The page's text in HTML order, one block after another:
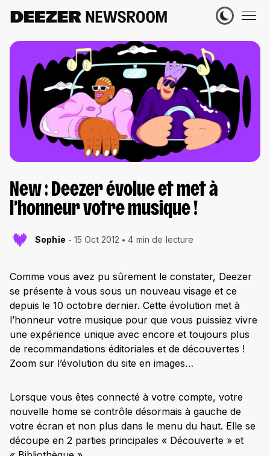
New : Deezer évolue et met à
l’honneur votre musique !
Sophie 15 Oct 2012 4 min de lecture
Comme vous avez pu sûrement le constater, Deezer
se présente à vous sous un nouveau visage et ce
depuis le 10 octobre dernier. Cette évolution met à
l’honneur votre musique pour que vous puissiez vivre
une expérience unique avec encore et toujours plus
de recommandations éditoriales et de découvertes !
Zoom sur l’évolution du site en images…
Lorsque vous êtes connecté à votre compte, votre
nouvelle home se contrôle désormais à gauche de
votre écran et non plus dans le menu du haut. Elle se
découpe en 2 parties principales « Découverte » et